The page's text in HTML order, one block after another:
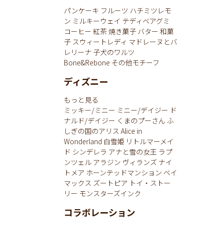
パンケーキ フルーツ ハチミツレモ
ン ミルキーウェイ テディベアグミ
コーヒー 紅茶焼き菓子 バター 和菓
子 スウィートレディ マドレーヌとバ
レリーナ 子犬のワルツ
Bone&Rebone その他モチーフ
ディズニー
もっと見る
ミッキー/ミニー ミニー/デイジー ド
ナルド/デイジー くまのプーさん ふ
しぎの国のアリス Alice in
Wonderland 白雪姫 リトルマーメイ
ド シンデレラ アナと雪の女王 ラプ
ンツェル アラジン ヴィランズ ナイ
トメア ホーンテッドマンション ベイ
マックス ズートピア トイ・ストー
リー モンスターズインク
コラボレーション